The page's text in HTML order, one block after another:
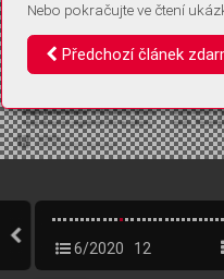
6/2020 12
Nebo pokračujte ve čtení
Předchozí článek